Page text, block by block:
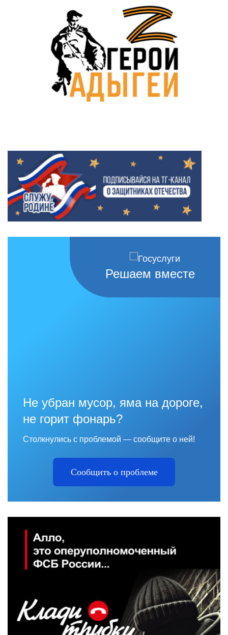
Решаем вместе
Не убран мусор, яма на дороге,
не горит фонарь?
Столкнулись с проблемой — сообщите о ней!
Сообщить о проблеме